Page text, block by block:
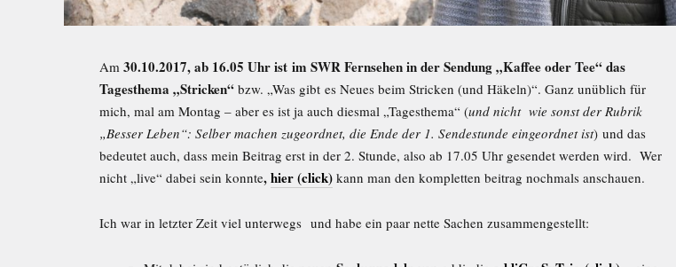
Am 30.10.2017, ab 16.05 Uhr ist im SWR Fernsehen in der Sendung „Kaffee oder Tee“ das
Tagesthema „Stricken“ bzw. „Was gibt es Neues beim Stricken (und Häkeln)“. Ganz unüblich für
mich, mal am Montag – aber es ist ja auch diesmal „Tagesthema“ (und nicht wie sonst der Rubrik
„Besser Leben“: Selber machen zugeordnet, die Ende der 1. Sendestunde eingeordnet ist) und das
bedeutet auch, dass mein Beitrag erst in der 2. Stunde, also ab 17.05 Uhr gesendet werden wird. Wer
nicht „live“ dabei sein konnte,hier (click) kann man den kompletten beitrag nochmals anschauen.
Ich war in letzter Zeit viel unterwegs und habe ein paar nette Sachen zusammengestellt: